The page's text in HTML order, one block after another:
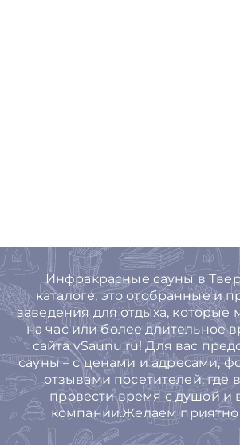
Инфракрасные сауны в
каталоге, это отобранные и
заведения для отдыха, которые
на час или более длительное
сайта vSaunu.ru! Для вас
сауны – с ценами и адресами,
отзывами посетителей, где
провести время с душой и
компании.Желаем